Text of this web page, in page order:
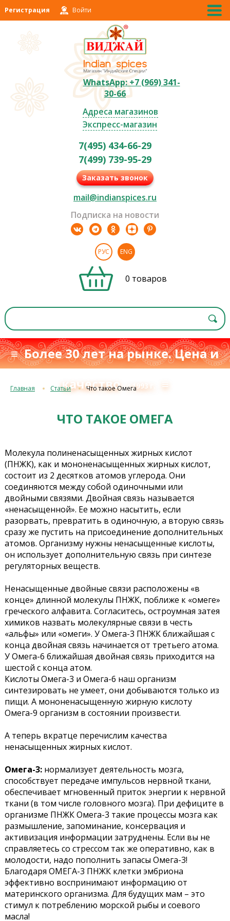
Регистрация Войти
WhatsApp: +7 (969) 341-
30-66
Адреса магазинов
Экспресс-магазин
7(495) 434-66-29
7(499) 739-95-29
Заказать звонок
mail@indianspices.ru
Подписка на новости
РУС ENG
0 товаров
≡ Более 30 лет на рынке. Цена и
качествос 1993 г. ≡
Главная Статьи Что такое Омега
ЧТО ТАКОЕ ОМЕГА
Молекула полиненасыщенных жирных кислот
(ПНЖК), как и мононенасыщенных жирных кислот,
состоит из 2 десятков атомов углерода. Они
соединяются между собой одиночными или
двойными связями. Двойная связь называется
«ненасыщенной». Ее можно насытить, если
разорвать, превратить в одиночную, а вторую связь
сразу же пустить на присоединение дополнительных
атомов. Организму нужны ненасыщенные кислоты,
он использует дополнительную связь при синтезе
регуляторных веществ.
Ненасыщенные двойные связи расположены «в
конце» длинной молекулы ПНЖК, поближе к «омеге»
греческого алфавита. Согласитесь, остроумная затея
химиков назвать молекулярные связи в честь
«альфы» или «омеги». У Омега-3 ПНЖК ближайшая с
конца двойная связь начинается от третьего атома.
У Омега-6 ближайшая двойная связь приходится на
шестой с конца атом.
Кислоты Омега-3 и Омега-6 наш организм
синтезировать не умеет, они добываются только из
пищи. А мононенасыщенную жирную кислоту
Омега-9 организм в состоянии произвести.
А теперь вкратце перечислим качества
ненасыщенных жирных кислот.
Омега-3:нормализует деятельность мозга,
способствует передаче импульсов нервной ткани,
обеспечивает мгновенный приток энергии к нервной
ткани (в том числе головного мозга). При дефиците в
организме ПНЖК Омега-3 такие процессы мозга как
размышление, запоминание, консервация и
активизация информации затруднены. Если вы не
справляетесь со стрессом так же оперативно, как в
молодости, надо пополнить запасы Омега-3!
Благодаря ОМЕГА-3 ПНЖК клетки эмбриона
эффективно воспринимают информацию от
материнского организма. Для будущих мам – это
стимул к потреблению морской рыбы и соевого
масла!